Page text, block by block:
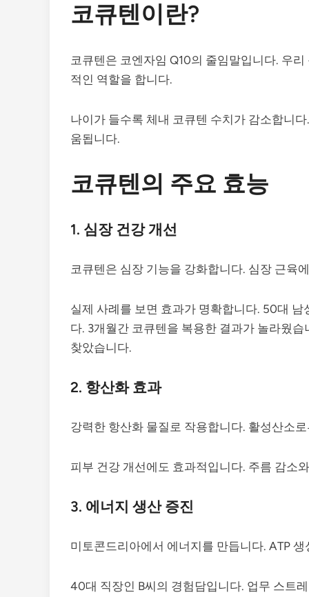
코큐텐이란?
코큐텐은 코엔자임 Q10의 줄임말입니다. 우
적인 역할을 합니다.
나이가 들수록 체내 코큐텐 수치가 감소합니
움됩니다.
코큐텐의 주요 효능
1. 심장 건강 개선
코큐텐은 심장 기능을 강화합니다. 심장 근육
실제 사례를 보면 효과가 명확합니다. 50대
다. 3개월간 코큐텐을 복용한 결과가 놀라웠
찾았습니다.
2. 항산화 효과
강력한 항산화 물질로 작용합니다. 활성산소
피부 건강 개선에도 효과적입니다. 주름 감소
3. 에너지 생산 증진
미토콘드리아에서 에너지를 만듭니다. ATP
40대 직장인 B씨의 경험담입니다. 업무 스트